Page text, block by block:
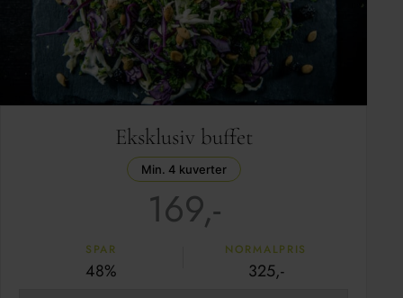
Eksklusiv buffet
Min. 4 kuverter
169,-
SPAR
48%
NORMALPRIS
325,-